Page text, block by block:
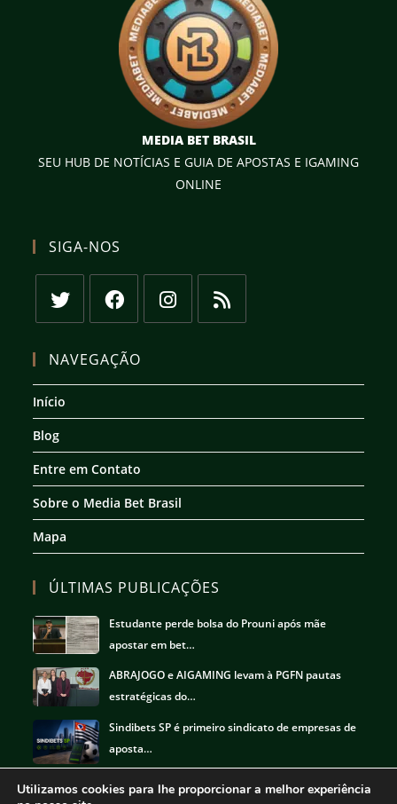
MEDIA BET BRASIL
SEU HUB DE NOTÍCIAS E GUIA DE APOSTAS E IGAMING
ONLINE
SIGA-NOS
em
nova
aba
em
aba
aba
aba
NAVEGAÇÃO
Início
Blog
Entre em Contato
Sobre o Media Bet Brasil
Mapa
ÚLTIMAS PUBLICAÇÕES
Estudante perde bolsa do Prouni após mãe
apostar em bet…
ABRAJOGO e AIGAMING levam à PGFN pautas
estratégicas do…
Sindibets SP é primeiro sindicato de empresas de
aposta…
Utilizamos cookies para lhe proporcionar a melhor experiência